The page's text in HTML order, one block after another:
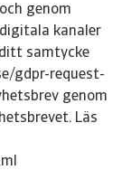
genom
kanaler
samtycke
gdpr-request-
genom
Läs